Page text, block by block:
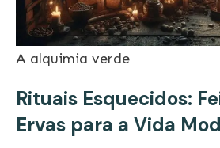
A alquimia verde
Rituais Esquecidos:
Ervas para a Vida